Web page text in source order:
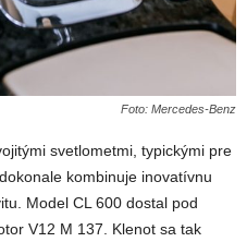
Foto: Mercedes-Benz
svetlometmi, typickými pre
kombinuje inovatívnu
Model CL 600 dostal pod
V12 M 137. Klenot sa tak